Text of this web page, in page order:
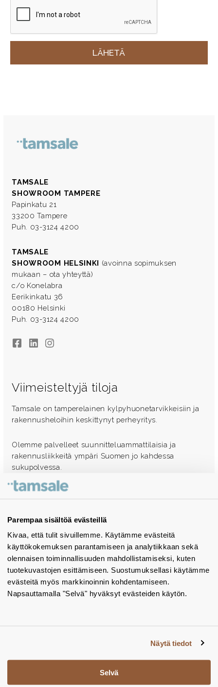
Parempaa sisältöä evästeillä
Kivaa, että tulit sivuillemme. Käytämme evästeitä
käyttökokemuksen parantamiseen ja analytiikkaan sekä
olennaisen toiminnallisuuden mahdollistamiseksi, kuten
tuotekuvastojen esittämiseen. Suostumuksellasi käytämme
evästeitä myös markkinoinnin kohdentamiseen.
Napsauttamalla "Selvä" hyväksyt evästeiden käytön.
Näytä tiedot
Selvä
TAMSALE
SHOWROOM TAMPERE
Papinkatu 21
33200 Tampere
Puh. 03-3124 4200
TAMSALE
SHOWROOM HELSINKI (avoinna sopimuksen
mukaan – ota yhteyttä)
c/o Konelabra
Eerikinkatu 36
00180 Helsinki
Puh. 03-3124 4200
FacebookLinkedInInstagram
Viimeisteltyjä tiloja
Tamsale on tamperelainen kylpyhuonetarvikkeisiin ja
rakennusheloihin keskittynyt perheyritys.
Olemme palvelleet suunnitteluammattilaisia ja
rakennusliikkeitä ympäri Suomen jo kahdessa
sukupolvessa.
Ota yhteyttä - autamme mielellämme
Tuotekuvastot
Instagram
BIM-objektit
Yhteystiedot
Tiedotteet